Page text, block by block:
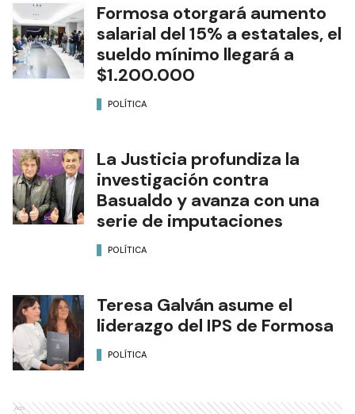
Formosa otorgará aumento
salarial del 15% a estatales, el
sueldo mínimo llegará a
$1.200.000
POLÍTICA
La Justicia profundiza la
investigación contra
Basualdo y avanza con una
serie de imputaciones
POLÍTICA
Teresa Galván asume el
liderazgo del IPS de Formosa
POLÍTICA
Ads